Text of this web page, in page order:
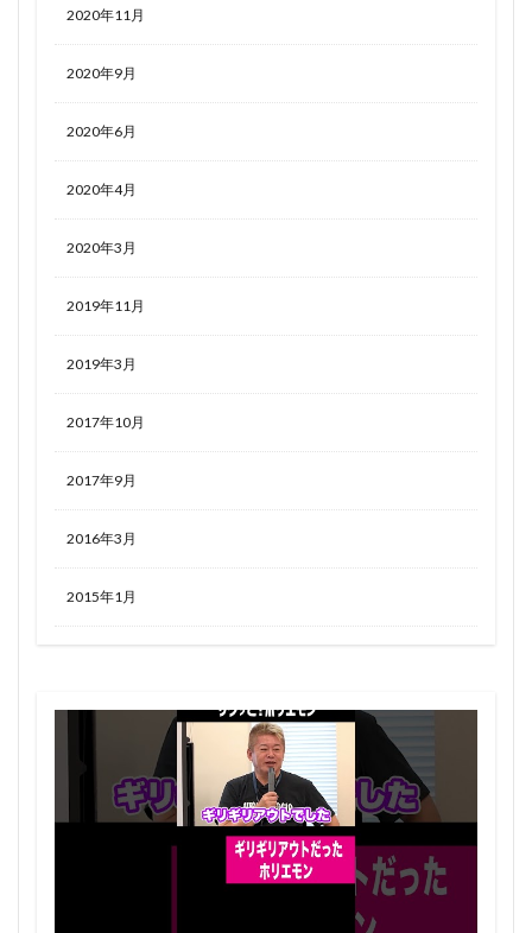
2020年11月
2020年9月
2020年6月
2020年4月
2020年3月
2019年11月
2019年3月
2017年10月
2017年9月
2016年3月
2015年1月